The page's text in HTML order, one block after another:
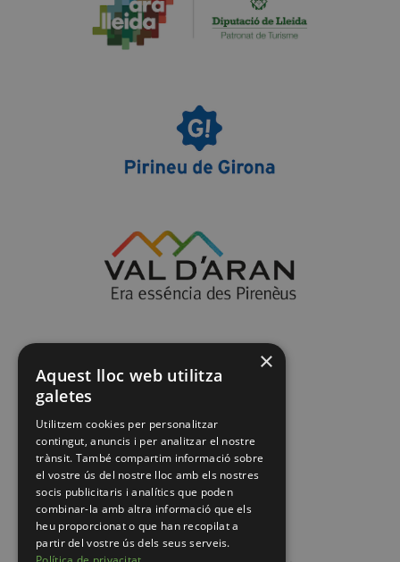
×
Aquest lloc web utilitza
galetes
Utilitzem cookies per personalitzar
contingut, anuncis i per analitzar el nostre
trànsit. També compartim informació sobre
el vostre ús del nostre lloc amb els nostres
socis publicitaris i analítics que poden
combinar-la amb altra informació que els
heu proporcionat o que han recopilat a
partir del vostre ús dels seus serveis.